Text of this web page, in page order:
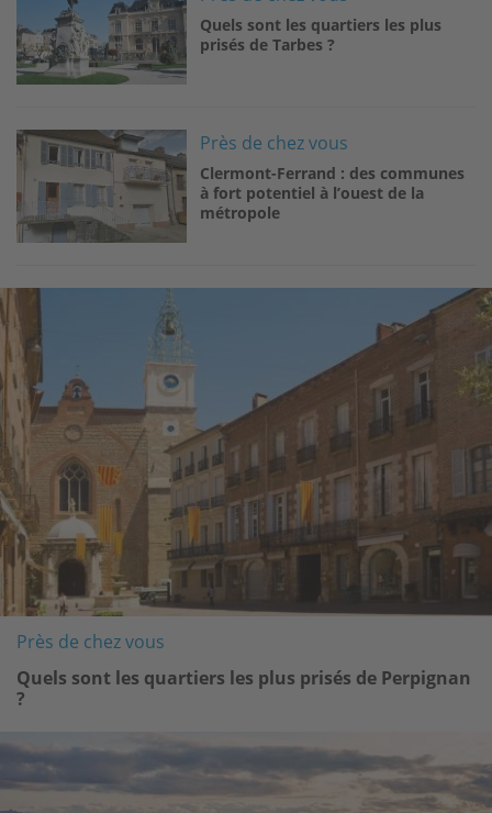
Quels sont les quartiers les plus
prisés de Tarbes ?
Image Près de chez vous
Clermont-Ferrand : des communes
à fort potentiel à l’ouest de la
métropole
Image
Près de chez vous
Quels sont les quartiers les plus prisés de Perpignan
?